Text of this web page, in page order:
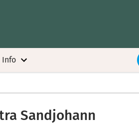
Info
Sandjohann